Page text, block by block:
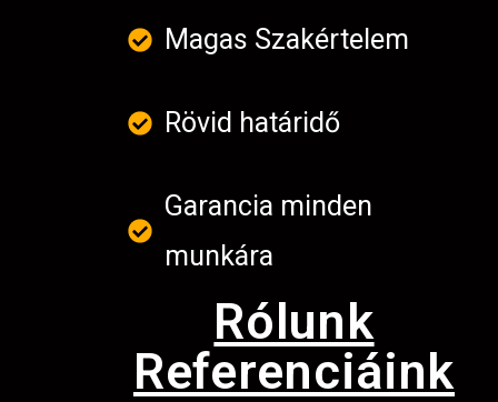
Magas Szakértelem
Rövid határidő
Garancia minden
munkára
Rólunk
Referenciáink